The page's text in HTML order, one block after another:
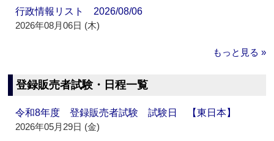
行政情報リスト 2026/08/06
2026年08月06日 (木)
もっと見る »
登録販売者試験・日程一覧
令和8年度 登録販売者試験 試験日 【東日本】
2026年05月29日 (金)